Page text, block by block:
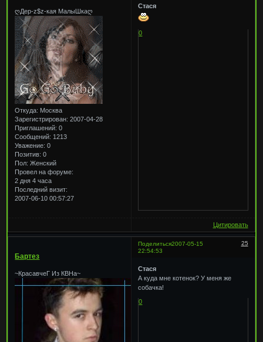
ღДер-z$z-кая МалыШкаღ
Откуда: Москва
Зарегистрирован: 2007-04-28
Приглашений: 0
Сообщений: 1213
Уважение: 0
Позитив: 0
Пол: Женский
Провел на форуме:
2 дня 4 часа
Последний визит:
2007-06-10 00:57:27
Стася
0
Цитировать
Поделиться 25
2007-05-15
22:54:53
Бартез
~КрасавчеГ Из КВНа~
Стася
А куда мне котенок? У меня же
собачка!
0